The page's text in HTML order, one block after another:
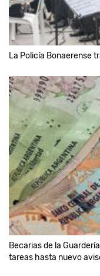
La Policía Bonaerense
Becarias de la
tareas hasta nuevo